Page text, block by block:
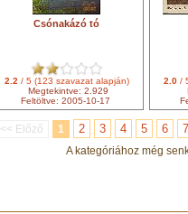
Csónakázó tó
2.2 / 5 (123 szavazat alapján)
Megtekintve: 2.929
Feltöltve: 2005-10-17
2.0 /
<< Előző 1 2 3 4 5 6 7
A kategóriához még